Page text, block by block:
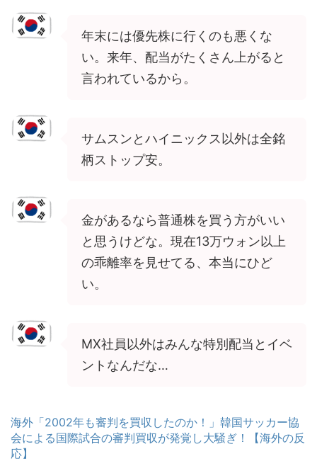
年末には優先株に行くのも悪くな
い。来年、配当がたくさん上がると
言われているから。
サムスンとハイニックス以外は全銘
柄ストップ安。
金があるなら普通株を買う方がいい
と思うけどな。現在13万ウォン以上
の乖離率を見せてる、本当にひど
い。
MX社員以外はみんな特別配当とイベ
ントなんだな…
海外「2002年も審判を買収したのか！」韓国サッカー協
会による国際試合の審判買収が発覚し大騒ぎ！【海外の反
応】